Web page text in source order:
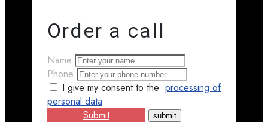
Order a call
Name
Phone
I give my consent to the processing of
personal data
Submit